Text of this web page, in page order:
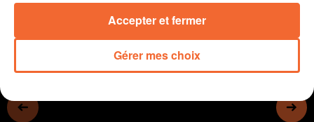
Gérer mes choix
Accepter et fermer